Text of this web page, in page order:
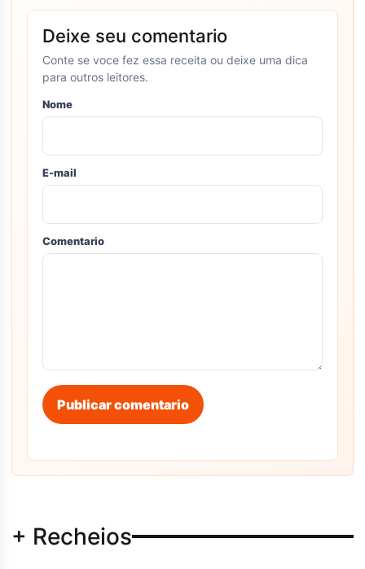
Deixe seu comentario
Conte se voce fez essa receita ou deixe uma dica
para outros leitores.
Nome
E-mail
Comentario
Publicar comentario
+ Recheios